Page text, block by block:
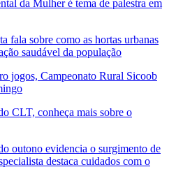
da Mulher é tema de palestra em
fala sobre como as hortas urbanas
saudável da população
jogos, Campeonato Rural Sicoob
CLT, conheça mais sobre o
outono evidencia o surgimento de
destaca cuidados com o